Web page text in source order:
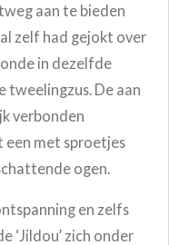
aan te bieden
zelf had gejokt over
in dezelfde
tweelingzus. De aan
verbonden
een met sproetjes
ogen.
en zelfs
‘Jildou’ zich onder